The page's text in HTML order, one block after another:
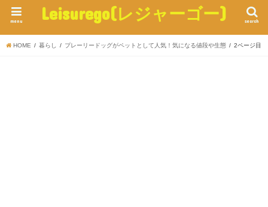
Leisurego(レジャーゴー) search
menu
HOME 暮らし プレーリードッグがペットとして人気！気になる値段や生態 2ページ目